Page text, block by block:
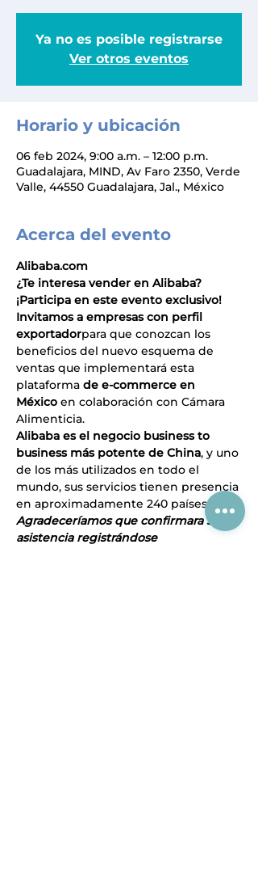
Ya no es posible registrarse
Ver otros eventos
Horario y ubicación
06 feb 2024, 9:00 a.m. – 12:00 p.m.
Guadalajara, MIND, Av Faro 2350, Verde
Valle, 44550 Guadalajara, Jal., México
Acerca del evento
Alibaba.com
¿Te interesa vender en Alibaba?
¡Participa en este evento exclusivo!
Invitamos a empresas con perfil
exportadorpara que conozcan los
beneficios del nuevo esquema de
ventas que implementará esta
plataforma de e-commerce en
México en colaboración con Cámara
Alimenticia.
Alibaba es el negocio business to
business más potente de China, y uno
de los más utilizados en todo el
mundo, sus servicios tienen presencia
en aproximadamente 240 países.
Agradeceríamos que confirmara su
asistencia registrándose